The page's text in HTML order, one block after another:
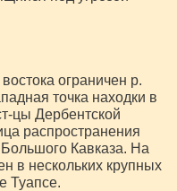
ограничен р.
точка находки в
цы Дербентской
распространения
Кавказа. На
в нескольких крупных
Туапсе.